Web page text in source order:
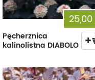
25,00
Pęcherznica
kalinolistna DIABOLO